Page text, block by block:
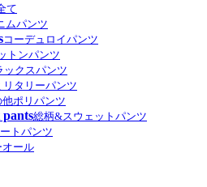
て
ムパンツ
コーデュロイパンツ
トンパンツ
ックスパンツ
リタリーパンツ
他ポリパンツ
総柄&スウェットパンツ
トパンツ
オール